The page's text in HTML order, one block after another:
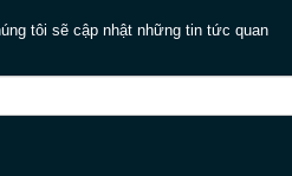
tôi sẽ cập nhật những tin tức quan